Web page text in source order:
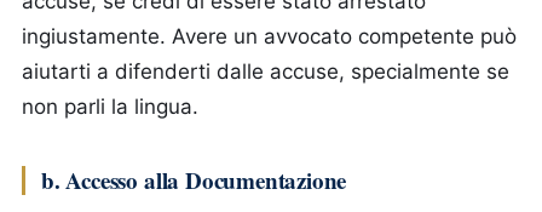
ingiustamente. Avere un avvocato competente può
aiutarti a difenderti dalle accuse, specialmente se
non parli la lingua.
b. Accesso alla Documentazione